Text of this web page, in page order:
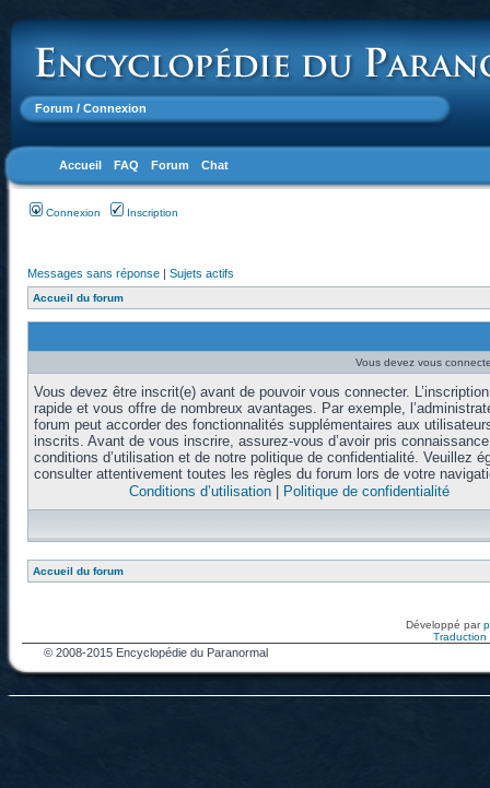
Forum / Connexion
Accueil FAQ Forum Chat
Connexion Inscription
Messages sans réponse | Sujets actifs
Accueil du forum
Vous devez vous
Vous devez être inscrit(e) avant de pouvoir vous connecter.
rapide et vous offre de nombreux avantages. Par exemple,
forum peut accorder des fonctionnalités supplémentaires aux
inscrits. Avant de vous inscrire, assurez-vous d’avoir pris
conditions d’utilisation et de notre politique de confidentialité. Veuillez
consulter attentivement toutes les règles du forum lors de votre
Conditions d’utilisation| Politique de confidentialité
Accueil du forum
Développé par
Traduction
© 2008-2015 Encyclopédie du Paranormal